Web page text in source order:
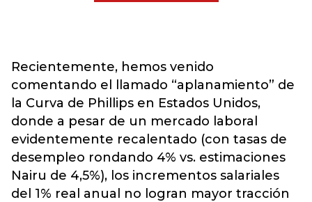
Recientemente, hemos venido
comentando el llamado “aplanamiento” de
la Curva de Phillips en Estados Unidos,
donde a pesar de un mercado laboral
evidentemente recalentado (con tasas de
desempleo rondando 4% vs. estimaciones
Nairu de 4,5%), los incrementos salariales
del 1% real anual no logran mayor tracción